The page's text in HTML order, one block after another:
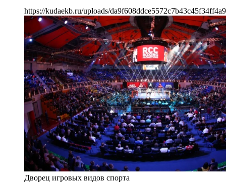
https://kudaekb.ru/uploads/
Дворец игровых видов спорта